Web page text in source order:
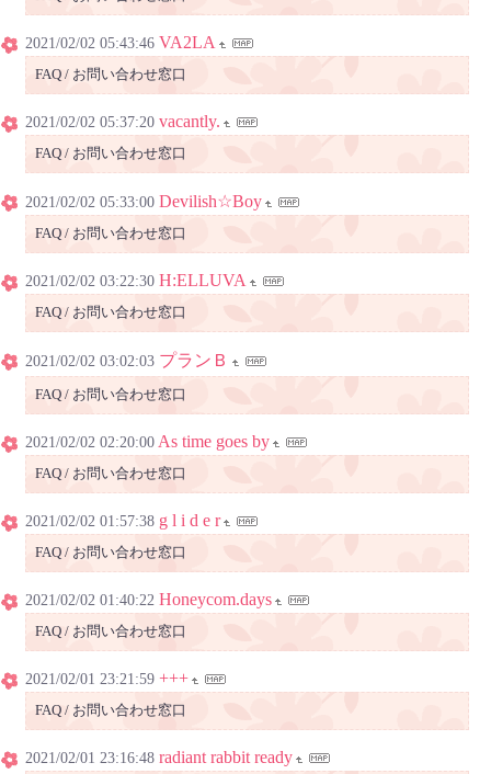
2021/02/02 05:43:46 VA2LA
FAQ / お問い合わせ窓口
2021/02/02 05:37:20 vacantly.
FAQ / お問い合わせ窓口
2021/02/02 05:33:00 Devilish☆Boy
FAQ / お問い合わせ窓口
2021/02/02 03:22:30 H:ELLUVA
FAQ / お問い合わせ窓口
2021/02/02 03:02:03 プランＢ
FAQ / お問い合わせ窓口
2021/02/02 02:20:00 As time goes by
FAQ / お問い合わせ窓口
2021/02/02 01:57:38 g l i d e r
FAQ / お問い合わせ窓口
2021/02/02 01:40:22 Honeycom.days
FAQ / お問い合わせ窓口
2021/02/01 23:21:59 +++
FAQ / お問い合わせ窓口
2021/02/01 23:16:48 radiant rabbit ready